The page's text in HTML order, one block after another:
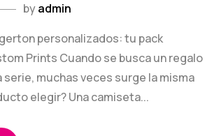
byadmin
personalizados: tu pack
Prints Cuando se busca un regalo
serie, muchas veces surge la misma
elegir? Una camiseta...